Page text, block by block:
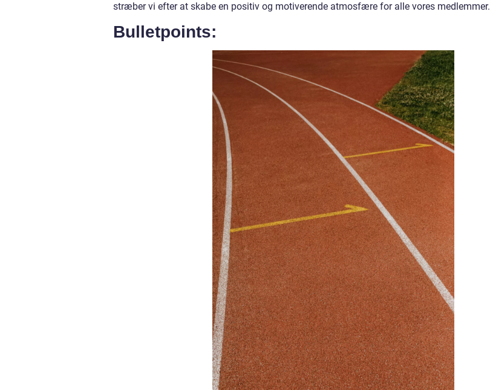
stræber vi efter at skabe en positiv og motiverende atmosfære for alle vores medlemmer.
Bulletpoints: